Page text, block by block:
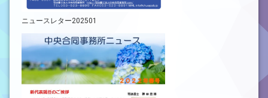
ニュースレター202501